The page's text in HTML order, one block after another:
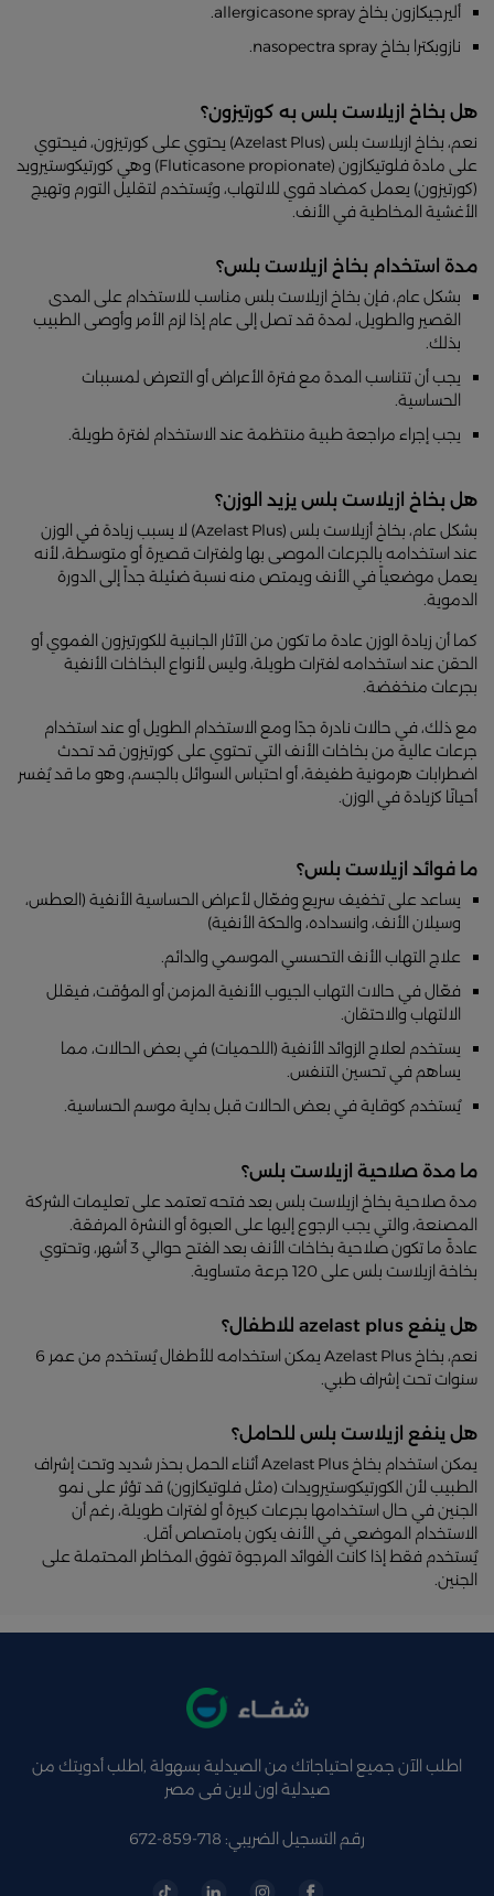
أليرجيكازون بخاخ allergicasone spray.
نازوبكترا بخاخ nasopectra spray.
هل بخاخ ازيلاست بلس به كورتيزون؟
نعم، بخاخ ازيلاست بلس (Azelast Plus) يحتوي على كورتيزون، فيحتوي
على مادة فلوتيكازون (Fluticasone propionate) وهي كورتيكوستيرويد
(كورتيزون) يعمل كمضاد قوي للالتهاب، ويُستخدم لتقليل التورم وتهيج
الأغشية المخاطية في الأنف.
مدة استخدام بخاخ ازيلاست بلس؟
بشكل عام، فإن بخاخ ازيلاست بلس مناسب للاستخدام على المدى
القصير والطويل، لمدة قد تصل إلى عام إذا لزم الأمر وأوصى الطبيب
بذلك.
يجب أن تتناسب المدة مع فترة الأعراض أو التعرض لمسببات
الحساسية.
يجب إجراء مراجعة طبية منتظمة عند الاستخدام لفترة طويلة.
هل بخاخ ازيلاست بلس يزيد الوزن؟
بشكل عام، بخاخ أزيلاست بلس (Azelast Plus) لا يسبب زيادة في الوزن
عند استخدامه بالجرعات الموصى بها ولفترات قصيرة أو متوسطة، لأنه
يعمل موضعياً في الأنف ويمتص منه نسبة ضئيلة جداً إلى الدورة
الدموية.
كما أن زيادة الوزن عادة ما تكون من الآثار الجانبية للكورتيزون الفموي أو
الحقن عند استخدامه لفترات طويلة، وليس لأنواع البخاخات الأنفية
بجرعات منخفضة.
مع ذلك، في حالات نادرة جدًا ومع الاستخدام الطويل أو عند استخدام
جرعات عالية من بخاخات الأنف التي تحتوي على كورتيزون قد تحدث
اضطرابات هرمونية طفيفة، أو احتباس السوائل بالجسم، وهو ما قد يُفسر
أحيانًا كزيادة في الوزن.
ما فوائد ازيلاست بلس؟
يساعد على تخفيف سريع وفعّال لأعراض الحساسية الأنفية (العطس،
وسيلان الأنف، وانسداده، والحكة الأنفية)
علاج التهاب الأنف التحسسي الموسمي والدائم.
فعّال في حالات التهاب الجيوب الأنفية المزمن أو المؤقت، فيقلل
الالتهاب والاحتقان.
يستخدم لعلاج الزوائد الأنفية (اللحميات) في بعض الحالات، مما
يساهم في تحسين التنفس.
يُستخدم كوقاية في بعض الحالات قبل بداية موسم الحساسية.
ما مدة صلاحية ازيلاست بلس؟
مدة صلاحية بخاخ ازيلاست بلس بعد فتحه تعتمد على تعليمات الشركة
المصنعة، والتي يجب الرجوع إليها على العبوة أو النشرة المرفقة.
عادةً ما تكون صلاحية بخاخات الأنف بعد الفتح حوالي 3 أشهر، وتحتوي
بخاخة ازيلاست بلس على 120 جرعة متساوية.
هل ينفع azelast plus للاطفال؟
نعم، بخاخ Azelast Plus يمكن استخدامه للأطفال يُستخدم من عمر 6
سنوات تحت إشراف طبي.
هل ينفع ازيلاست بلس للحامل؟
يمكن استخدام بخاخ Azelast Plus أثناء الحمل بحذر شديد وتحت إشراف
الطبيب لأن الكورتيكوستيرويدات (مثل فلوتيكازون) قد تؤثر على نمو
الجنين في حال استخدامها بجرعات كبيرة أو لفترات طويلة، رغم أن
الاستخدام الموضعي في الأنف يكون بامتصاص أقل.
يُستخدم فقط إذا كانت الفوائد المرجوة تفوق المخاطر المحتملة على
الجنين.
اطلب الآن جميع احتياجاتك من الصيدلية بسهولة ,اطلب أدويتك من
صيدلية اون لاين فى مصر
رقم التسجيل الضريبي: 718-859-672